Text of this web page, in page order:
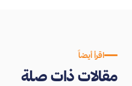
اقرأ أيضاً
مقالات ذات صلة